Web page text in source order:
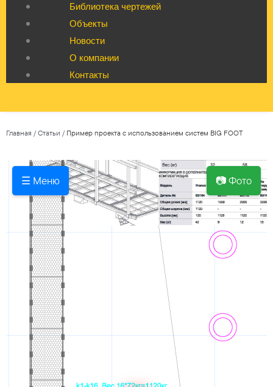
Библиотека чертежей
Объекты
Новости
О компании
Контакты
Главная / Статьи / Пример проекта с использованием систем BIG FOOT
☰ Меню 📷 Фото